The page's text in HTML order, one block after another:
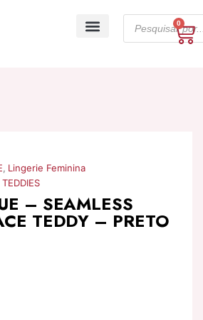
search
0
, Lingerie Feminina
– SEAMLESS
TEDDY – PRETO